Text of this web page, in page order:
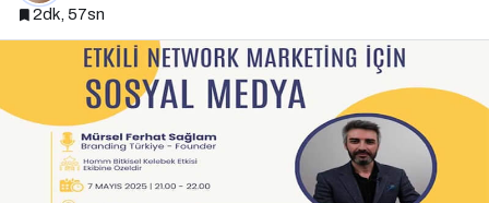
2dk, 57sn